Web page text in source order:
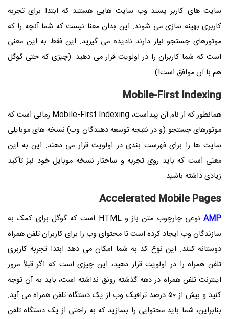
سایت های کاربر پسند وب سایت هایی هستند که ابتدا برای تجربه
کاربری بهینه سازی می شوند. این بدان معنا نیست که شما آنچه را که
موتورهای جستجو نیاز دارند نادیده می گیرید. این فقط به این معنی
است که شما کاربران را در اولویت قرار می دهید. (چیزی که حتی گوگل
هم با آن موافق است!)
Mobile-First Indexing
همانطور که از نام آن پیداست، Mobile-First Indexing زمانی است که
موتورهای جستجو (و در نتیجه توسعه دهندگان وب) نسخه های موبایلی
سایت ها را برای فهرست بندی در اولویت قرار می دهند. این به این
معنی است که باید روی تجربه و ساختار نسخه موبایل خود نیز تأکید
زیادی داشته باشید.
Accelerated Mobile Pages
AMP
نوعی چارچوب متن باز و HTML است که گوگل برای کمک به
سازندگان وب ایجاد کرده است تا محتوای وب را برای کاربران تلفن همراه
دوستانه کنند. این نوع کد به شما امکان می دهد ابتدا تجربه کاربری
تلفن همراه را در اولویت قرار دهید، این چیزی است که اگر قبلاً مرور
اینترنت تلفن همراه در دهه گذشته رونق نداشته است، باید به آن توجه
کنید و بیش از ۵۰ درصد ترافیک وب از یک دستگاه تلفن همراه می آید.
بنابراین، شما باید محتوایی را بسازید که به راحتی از یک دستگاه تلفن